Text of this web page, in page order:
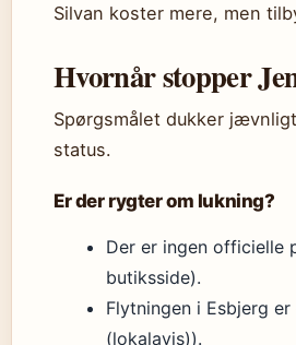
Silvan koster mere, men
Hvornår stopper
Spørgsmålet dukker
status.
Er der rygter om lukning?
Der er ingen officielle
butiksside).
Flytningen i Esbjerg
(lokalavis)).